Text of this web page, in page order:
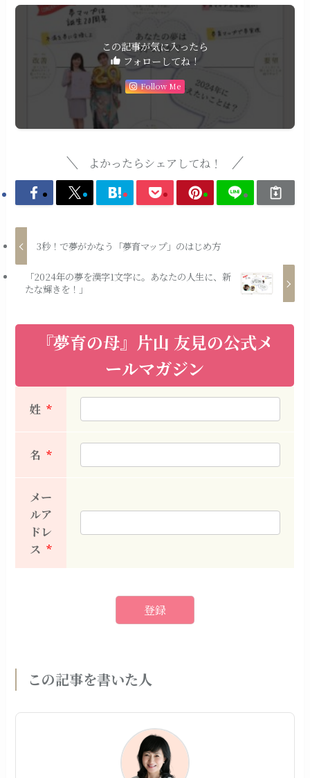
この記事が気に入ったら
フォローしてね！
Follow Me
よかったらシェアしてね！
3秒！で夢がかなう「夢育マップ」のはじめ方
「2024年の夢を漢字1文字に。あなたの人生に、新
たな輝きを！」
『夢育の母』片山 友見の公式メ
ールマガジン
姓 *
名 *
メー
ルア
ドレ
ス *
この記事を書いた人